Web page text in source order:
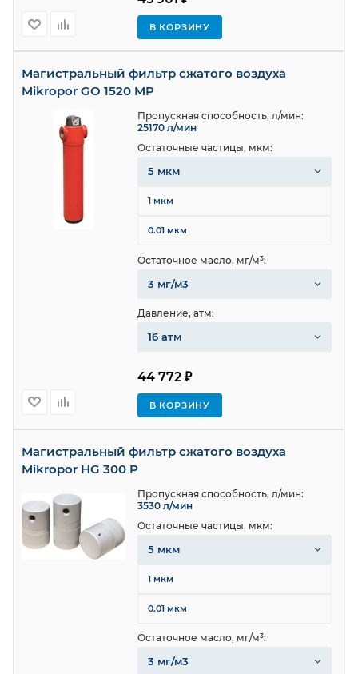
В КОРЗИНУ
Магистральный фильтр сжатого воздуха
Mikropor GO 1520 MP
44 772 ₽
В КОРЗИНУ
Пропускная способность, л/мин:
25170 л/мин
Остаточные частицы, мкм:
5 мкм
1 мкм
0.01 мкм
Остаточное масло, мг/м³:
3 мг/м3
Давление, атм:
16 атм
Магистральный фильтр сжатого воздуха
Mikropor HG 300 P
Пропускная способность, л/мин:
3530 л/мин
Остаточные частицы, мкм:
5 мкм
1 мкм
0.01 мкм
Остаточное масло, мг/м³:
3 мг/м3